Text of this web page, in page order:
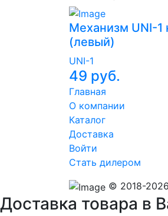
Механизм UNI-1
(левый)
UNI-1
49 руб.
Главная
О компании
Каталог
Доставка
Войти
Стать дилером
© 2018-2026
Доставка товара в